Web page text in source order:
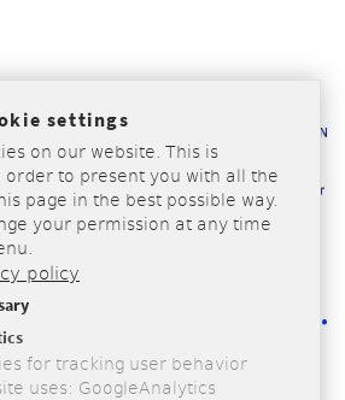
settings
on our website. This is
order to present you with all the
page in the best possible way.
your permission at any time
policy
for tracking user behavior
uses: GoogleAnalytics